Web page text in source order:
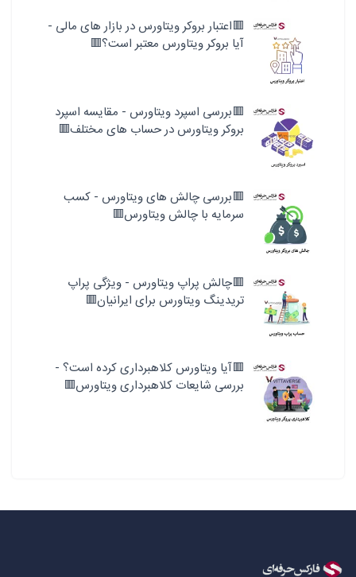
🟥اعتبار بروکر ویتاورس در بازار های مالی -
آیا بروکر ویتاورس معتبر است؟🟥
🟥بررسی اسپرد ویتاورس - مقایسه اسپرد
بروکر ویتاورس در حساب های مختلف🟥
🟥بررسی چالش های ویتاورس - کسب
سرمایه با چالش ویتاورس🟥
🟥چالش پراپ ویتاورس - ویژگی پراپ
تریدینگ ویتاورس برای ایرانیان🟥
🟥آیا ویتاورس کلاهبرداری کرده است؟ -
بررسی شایعات کلاهبرداری ویتاورس🟥